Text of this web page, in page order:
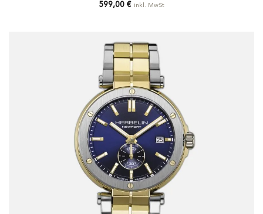
599,00 € inkl. MwSt